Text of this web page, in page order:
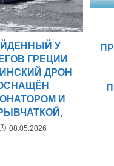
У
ГРЕЦИИ
ДРОН
И
08.05.2026